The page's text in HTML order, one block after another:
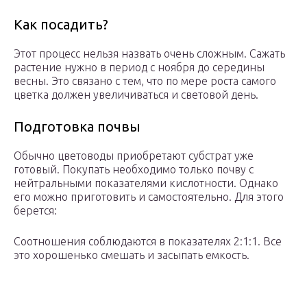
Как посадить?
Этот процесс нельзя назвать очень сложным. Сажать
растение нужно в период с ноября до середины
весны. Это связано с тем, что по мере роста самого
цветка должен увеличиваться и световой день.
Подготовка почвы
Обычно цветоводы приобретают субстрат уже
готовый. Покупать необходимо только почву с
нейтральными показателями кислотности. Однако
его можно приготовить и самостоятельно. Для этого
берется:
Соотношения соблюдаются в показателях 2:1:1. Все
это хорошенько смешать и засыпать емкость.